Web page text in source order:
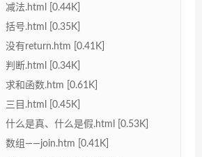
减法.html [0.44K]
括号.html [0.35K]
没有return.htm [0.41K]
判断.html [0.34K]
求和函数.htm [0.61K]
三目.html [0.45K]
什么是真、什么是假.html [0.53K]
数组——join.htm [0.41K]